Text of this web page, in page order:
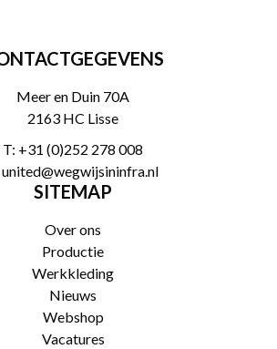
Meer en Duin 70A
2163 HC Lisse
T: +31 (0)252 278 008
united@wegwijsininfra.nl
SITEMAP
Over ons
Productie
Werkkleding
Nieuws
Webshop
Vacatures